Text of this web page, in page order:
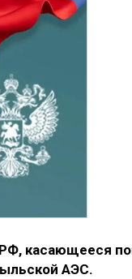
РФ, касающееся
АЭС.